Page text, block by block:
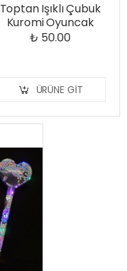
Toptan Işıklı Çubuk
Kuromi Oyuncak
₺ 50.00
ÜRÜNE GIT